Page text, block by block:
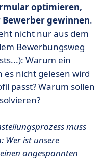
optimieren,
Bewerber gewinnen.
nicht nur aus dem
Bewerbungsweg
Warum ein
nicht gelesen wird
passt? Warum sollen
muss
Wer ist unsere
angespannten